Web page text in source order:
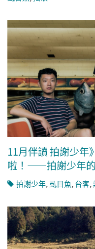
11月伴讀 拍謝少年
啦！——拍謝少年
拍謝少年,虱目魚,台客,